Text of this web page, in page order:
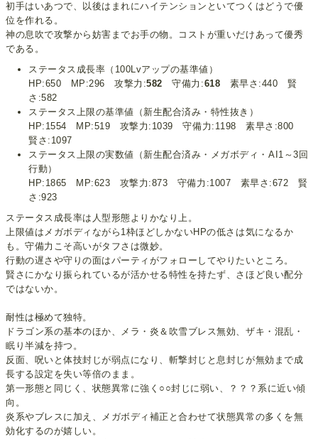
初手はいあつで、以後はまれにハイテンションといてつくはどうで優
位を作れる。
神の息吹で攻撃から妨害までお手の物。コストが重いだけあって優秀
である。
ステータス成長率（100Lvアップの基準値）
HP:650 MP:296 攻撃力:582 守備力:618 素早さ:440 賢
さ:582
ステータス上限の基準値（新生配合済み・特性抜き）
HP:1554 MP:519 攻撃力:1039 守備力:1198 素早さ:800
賢さ:1097
ステータス上限の実数値（新生配合済み・メガボディ・AI1～3回
行動）
HP:1865 MP:623 攻撃力:873 守備力:1007 素早さ:672 賢
さ:923
ステータス成長率は人型形態よりかなり上。
上限値はメガボディながら1枠ほどしかないHPの低さは気になるか
も。守備力こそ高いがタフさは微妙。
行動の遅さや守りの面はパーティがフォローしてやりたいところ。
賢さにかなり振られているが活かせる特性を持たず、さほど良い配分
ではないか。
耐性は極めて独特。
ドラゴン系の基本のほか、メラ・炎＆吹雪ブレス無効、ザキ・混乱・
眠り半減を持つ。
反面、呪いと体技封じが弱点になり、斬撃封じと息封じが無効まで成
長する設定を失い等倍のまま。
第一形態と同じく、状態異常に強く○○封じに弱い、？？？系に近い傾
向。
炎系やブレスに加え、メガボディ補正と合わせて状態異常の多くを無
効化するのが嬉しい。